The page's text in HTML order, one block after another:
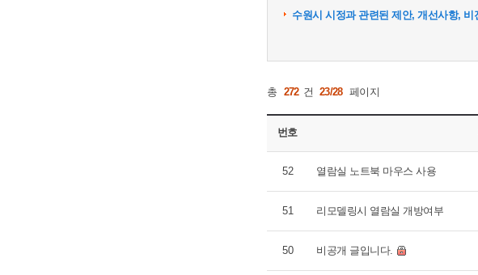
수원시 시정과 관련된 제안, 개선사항,
총 272 건 23/28 페이지
번호
52 열람실 노트북 마우스 사용
51 리모델링시 열람실 개방여부
50 비공개 글입니다.